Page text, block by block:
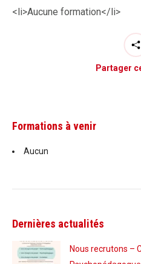
<li>Aucune formation</li>
Partager
Formations à venir
Aucun
Dernières actualités
Nous recrutons –